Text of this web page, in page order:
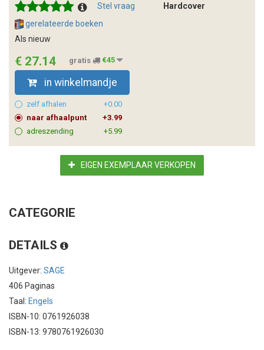
Stel vraag
Hardcover
gerelateerde boeken
Als nieuw
€ 27.14 gratis €45
in winkelmandje
zelf afhalen
+0.00
naar afhaalpunt
+3.99
adreszending
+5.99
EIGEN EXEMPLAAR VERKOPEN
CATEGORIE
DETAILS
Uitgever: SAGE
406 Paginas
Taal: Engels
ISBN-10: 0761926038
ISBN-13: 9780761926030